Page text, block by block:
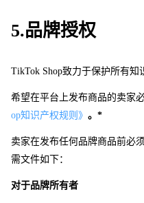
5.品牌授权
TikTok Shop致力于保护所有知
希望在平台上发布商品的卖家
op知识产权规则》 。*
卖家在发布任何品牌商品前必
需文件如下：
对于品牌所有者